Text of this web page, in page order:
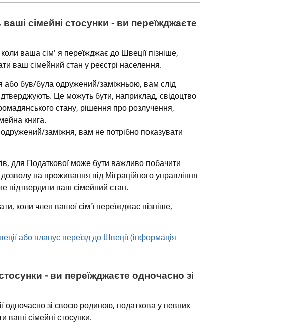
сімейні стосунки - ви переїжджаєте
ваша сім' я переїжджає до Швеції пізніше,
ваш сімейний стан у реєстрі населення.
був/була одружений/заміжньою, вам слід
Це можуть бути, наприклад, свідоцтво
стану, рішення про розлучення,
книга.
заміжня, вам не потрібно показувати
для Податкової може бути важливо побачити
на проживання від Міграційного управління
підтвердити ваш сімейний стан.
коли член вашої сім'ї переїжджає пізніше,
або планує переїзд до Швеції (інформація
- ви переїжджаєте одночасно зі
одночасно зі своєю родиною, податкова у певних
ваші сімейні стосунки.